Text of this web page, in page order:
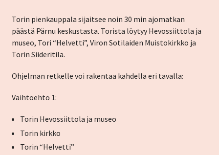
Torin pienkauppala sijaitsee noin 30 min ajomatkan
päästä Pärnu keskustasta. Torista löytyy Hevossiittola ja
museo, Tori “Helvetti”, Viron Sotilaiden Muistokirkko ja
Torin Siideritila.
Ohjelman retkelle voi rakentaa kahdella eri tavalla:
Vaihtoehto 1:
Torin Hevossiittola ja museo
Torin kirkko
Torin “Helvetti”